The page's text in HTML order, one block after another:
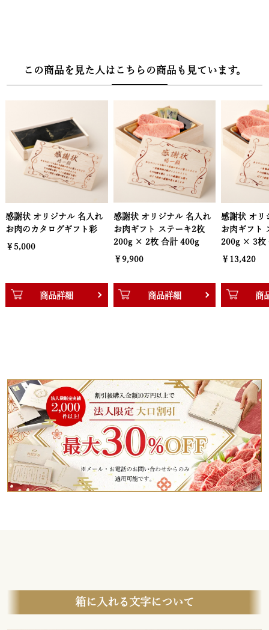
この商品を見た人はこちらの商品も見ています。
入れ
彩
感謝状 オリジナル 名入れ
お肉ギフト ステーキ2枚
200g × 2枚 合計 400g
商品詳細
感謝状 オリジナル 名入れ
お肉ギフト ステーキ3枚
200g × 3枚 合計 600g
￥13,420
商品詳細
感謝
お肉
￥
箱に入れる文字について